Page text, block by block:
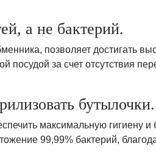
а не бактерий.
позволяет достигать
посудой за счет отсутствия
бутылочки.
максимальную гигиену и
99,99% бактерий,